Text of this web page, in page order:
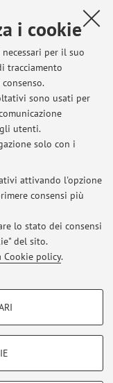
i cookie
per il suo
tracciamento
sono usati per
utenti.
solo con i
attivando l'opzione
consensi più
lo stato dei consensi
del sito.
Cookie policy.
del III e II
epigrafica di
e paleo-
avvisi.
del sito.